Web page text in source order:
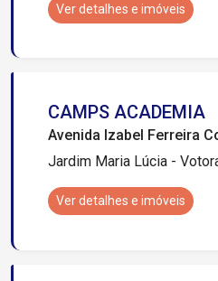
Ver detalhes e imóveis
CAMPS ACADEMIA
Avenida Izabel Ferreira
Jardim Maria Lúcia -
Ver detalhes e imóveis